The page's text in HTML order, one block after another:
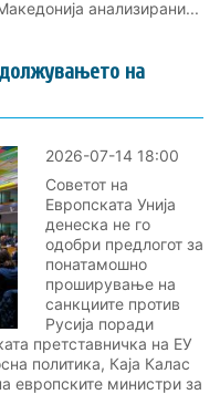
анализирани...
на
2026-07-14 18:00
Советот на
Европската Унија
денеска не го
одобри предлогот за
понатамошно
проширување на
санкциите против
Русија поради
претставничка на ЕУ
политика, Каја Калас
европските министри за